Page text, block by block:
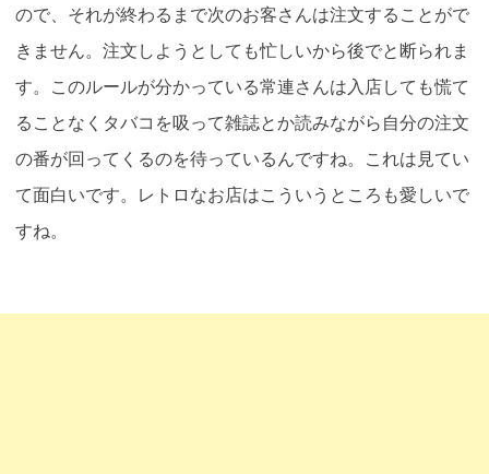
ので、それが終わるまで次のお客さんは注文することがで
きません。注文しようとしても忙しいから後でと断られま
す。このルールが分かっている常連さんは入店しても慌て
ることなくタバコを吸って雑誌とか読みながら自分の注文
の番が回ってくるのを待っているんですね。これは見てい
て面白いです。レトロなお店はこういうところも愛しいで
すね。